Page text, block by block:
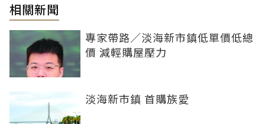
相關新聞
專家帶路／淡海新市鎮低單價低總
價 減輕購屋壓力
淡海新市鎮 首購族愛